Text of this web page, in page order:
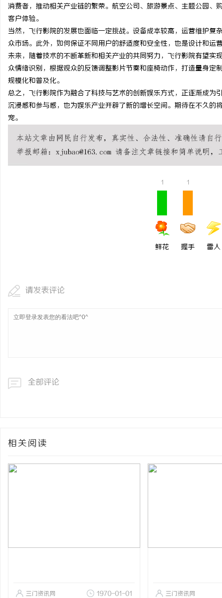
消费者，推动相关产业链的繁荣。航空公司、旅游景点、主题公园
客户体验。
当然，飞行影院的发展也面临一定挑战。设备成本较高，运营维护
众市场。此外，如何保证不同用户的舒适度和安全性，也是设计和运
未来，随着技术的不断革新和相关产业的共同努力，飞行影院有望
众情绪识别，根据观众的反馈调整影片节奏和座椅动作，打造量身
规模化和普及化。
总之，飞行影院作为融合了科技与艺术的创新娱乐方式，正逐渐成
沉浸感和参与感，也为娱乐产业开辟了新的增长空间。期待在不久
宠。
1
鲜花
1
握手 雷人
请发表评论
全部评论
相关阅读
三门资讯网 1970-01-01 三门资讯网
贝净 AC 国际医疗实验
全解析